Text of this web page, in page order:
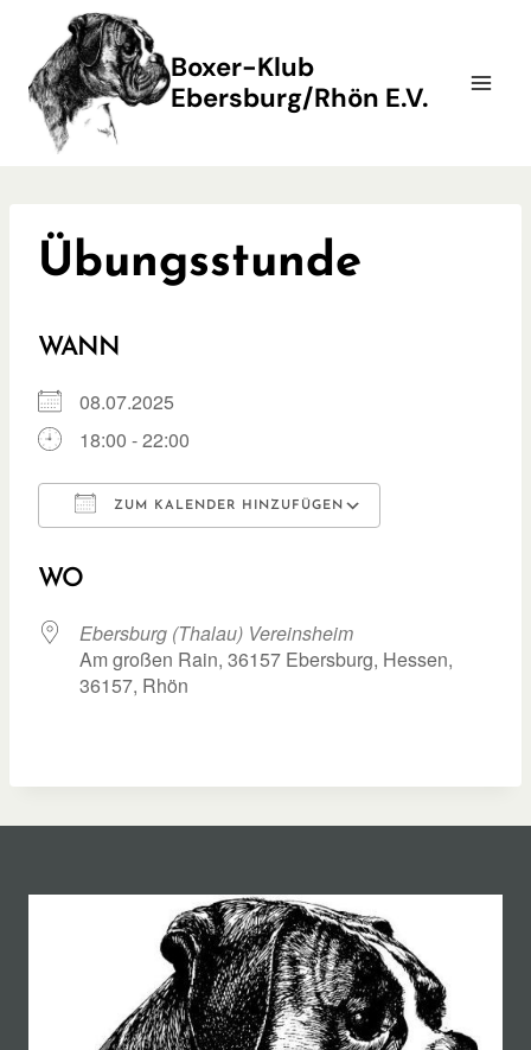
springen
Boxer-Klub
Ebersburg/Rhön E.V.
Übungsstunde
WANN
08.07.2025
18:00 - 22:00
ZUM KALENDER HINZUFÜGEN
WO
Ebersburg (Thalau) Vereinsheim
Am großen Rain, 36157 Ebersburg, Hessen,
36157, Rhön